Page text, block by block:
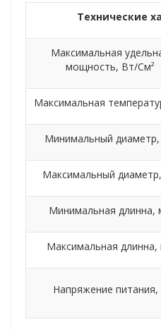
Технические
Максимальная
мощность, Вт/См²
Максимальная
Минимальный
Максимальный
Минимальная длинна,
Максимальная
Напряжение питания,